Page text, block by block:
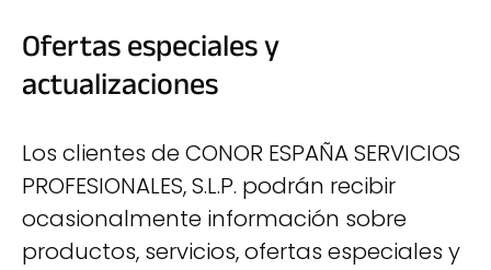
Ofertas especiales y
actualizaciones
Los clientes de CONOR ESPAÑA SERVICIOS
PROFESIONALES, S.L.P. podrán recibir
ocasionalmente información sobre
productos, servicios, ofertas especiales y